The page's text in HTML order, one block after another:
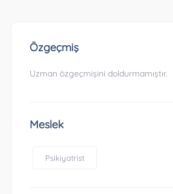
Özgeçmiş
Uzman özgeçmişini doldurmamıştır.
Meslek
Psikiyatrist